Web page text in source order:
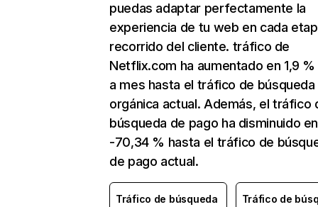
puedas adaptar perfectamente la
experiencia de tu web en cada
recorrido del cliente. tráfico de
Netflix.com ha aumentado en 1,9
a mes hasta el tráfico de búsqueda
orgánica actual. Además, el tráfico
búsqueda de pago ha disminuido en
-70,34 % hasta el tráfico de
de pago actual.
Tráfico de búsqueda
Tráfico de